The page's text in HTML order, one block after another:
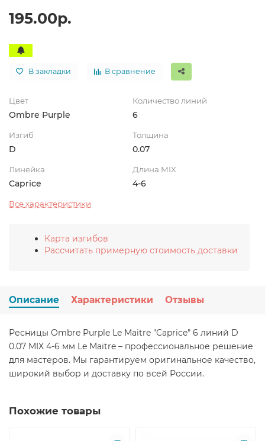
195.00р.
В закладки В сравнение
Цвет
Ombre Purple
Количество линий
6
Изгиб
D
Толщина
0.07
Линейка
Caprice
Длина MIX
4-6
Все характеристики
Карта изгибов
Рассчитать примерную стоимость доставки
Описание Характеристики Отзывы
Ресницы Ombre Purple Le Maitre "Caprice" 6 линий D
0.07 MIX 4-6 мм Le Maitre – профессиональное решение
для мастеров. Мы гарантируем оригинальное качество,
широкий выбор и доставку по всей России.
Похожие товары